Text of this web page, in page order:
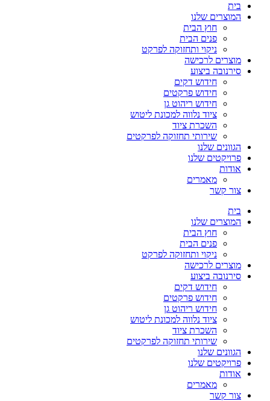
בית
המוצרים שלנו
חוץ הבית
פנים הבית
ניקוי ותחזוקה לפרקט
מוצרים לרכישה
סירנובה ביצוע
חידוש דקים
חידוש פרקטים
חידוש ריהוט גן
ציוד נלווה למכונת ליטוש
השכרת ציוד
שירותי תחזוקה לפרקטים
הגוונים שלנו
פרויקטים שלנו
אודות
מאמרים
צור קשר
בית
המוצרים שלנו
חוץ הבית
פנים הבית
ניקוי ותחזוקה לפרקט
מוצרים לרכישה
סירנובה ביצוע
חידוש דקים
חידוש פרקטים
חידוש ריהוט גן
ציוד נלווה למכונת ליטוש
השכרת ציוד
שירותי תחזוקה לפרקטים
הגוונים שלנו
פרויקטים שלנו
אודות
מאמרים
צור קשר